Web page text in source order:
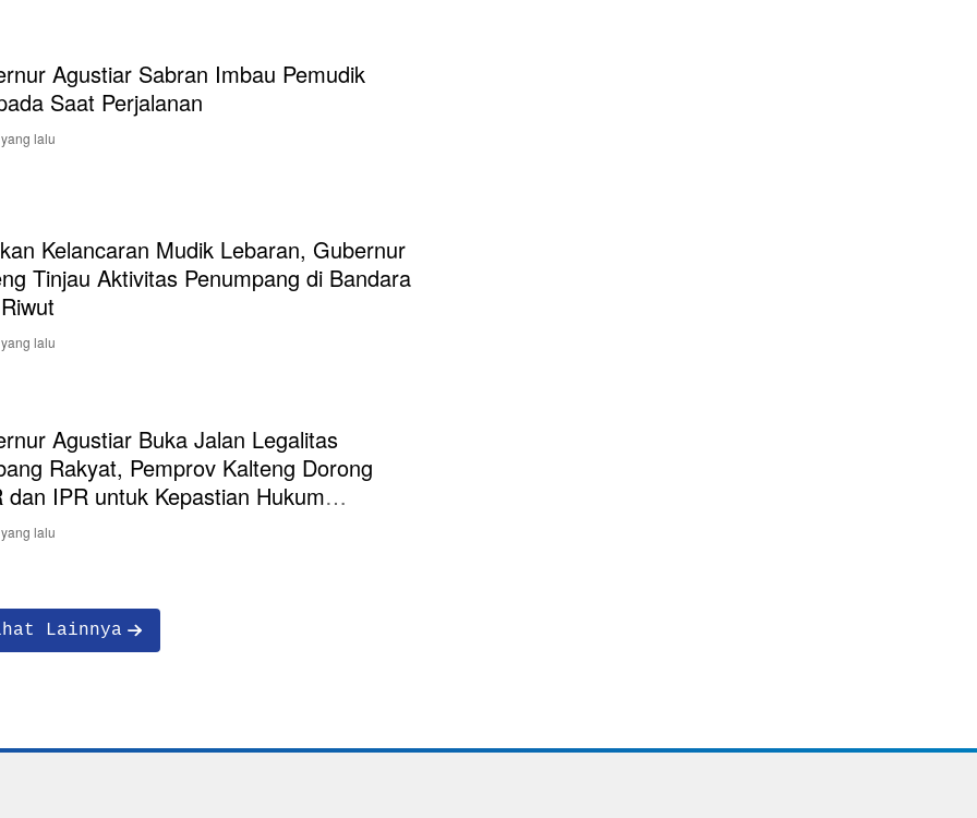
Agustiar Sabran Imbau Pemudik
Saat Perjalanan
lalu
Kelancaran Mudik Lebaran, Gubernur
Tinjau Aktivitas Penumpang di Bandara
lalu
Agustiar Buka Jalan Legalitas
Rakyat, Pemprov Kalteng Dorong
dan IPR untuk Kepastian Hukum
lalu
Lainnya